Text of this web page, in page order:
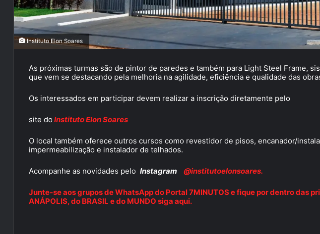
Instituto Elon Soares
As próximas turmas são de pintor de paredes e também para Light Steel Frame,
que vem se destacando pela melhoria na agilidade, eficiência e qualidade das
Os interessados em participar devem realizar a inscrição diretamente pelo
site do Instituto Elon Soares
O local também oferece outros cursos como revestidor de pisos, encanador/
impermeabilização e instalador de telhados.
Acompanhe as novidades pelo Instagram @institutoelonsoares.
Junte-se aos grupos de WhatsApp do Portal 7MINUTOS e fique por dentro das
ANÁPOLIS, do BRASIL e do MUNDO siga aqui.